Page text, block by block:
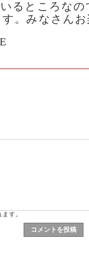
るところな
。みなさん
す。